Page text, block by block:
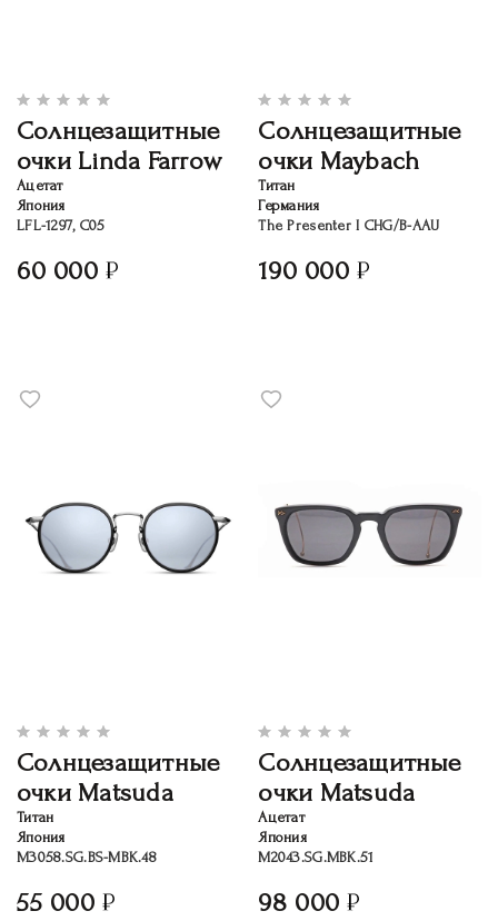
Солнцезащитные
очки Linda Farrow
Ацетат
Япония
LFL-1297, C05
60 000
Солнцезащитные
очки Maybach
Титан
Германия
The Presenter I CHG/B-AAU
190 000
Солнцезащитные
очки Matsuda
Титан
Япония
M3058.SG.BS-MBK.48
55 000
Солнцезащитные
очки Matsuda
Ацетат
Япония
M2043.SG.MBK.51
98 000